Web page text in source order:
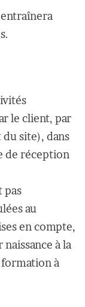
le client, par
site), dans
de réception
pas
au
en compte,
à la
à